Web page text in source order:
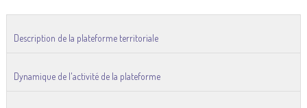
Description de la plateforme territoriale
Dynamique de l'activité de la plateforme